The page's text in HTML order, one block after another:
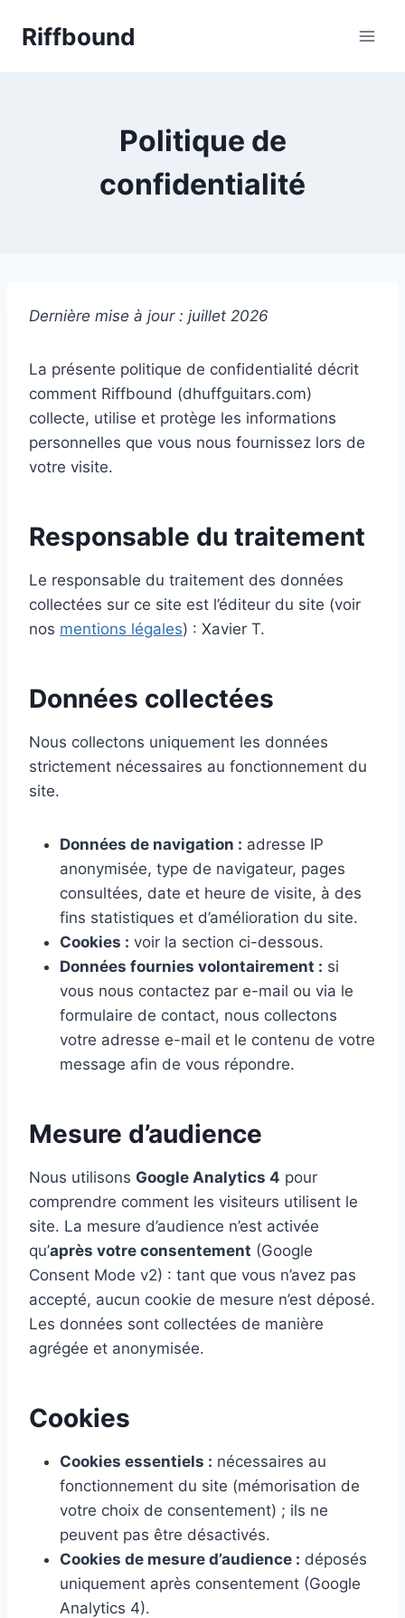
Riffbound
Politique de
confidentialité
Dernière mise à jour : juillet 2026
La présente politique de confidentialité décrit
comment Riffbound (dhuffguitars.com)
collecte, utilise et protège les informations
personnelles que vous nous fournissez lors de
votre visite.
Responsable du traitement
Le responsable du traitement des données
collectées sur ce site est l’éditeur du site (voir
nos mentions légales) : Xavier T.
Données collectées
Nous collectons uniquement les données
strictement nécessaires au fonctionnement du
site.
Données de navigation : adresse IP
anonymisée, type de navigateur, pages
consultées, date et heure de visite, à des
fins statistiques et d’amélioration du site.
Cookies : voir la section ci-dessous.
Données fournies volontairement : si
vous nous contactez par e-mail ou via le
formulaire de contact, nous collectons
votre adresse e-mail et le contenu de votre
message afin de vous répondre.
Mesure d’audience
Nous utilisons Google Analytics 4 pour
comprendre comment les visiteurs utilisent le
site. La mesure d’audience n’est activée
qu’après votre consentement (Google
Consent Mode v2) : tant que vous n’avez pas
accepté, aucun cookie de mesure n’est déposé.
Les données sont collectées de manière
agrégée et anonymisée.
Cookies
Cookies essentiels : nécessaires au
fonctionnement du site (mémorisation de
votre choix de consentement) ; ils ne
peuvent pas être désactivés.
Cookies de mesure d’audience : déposés
uniquement après consentement (Google
Analytics 4).